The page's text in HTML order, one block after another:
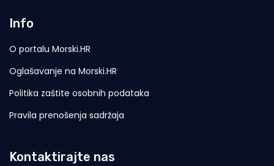
Info
O portalu Morski.HR
Oglašavanje na Morski.HR
Politika zaštite osobnih podataka
Pravila prenošenja sadržaja
Kontaktirajte nas